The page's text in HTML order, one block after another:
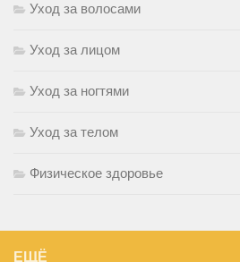
Уход за волосами
Уход за лицом
Уход за ногтями
Уход за телом
Физическое здоровье
ЕЩЁ